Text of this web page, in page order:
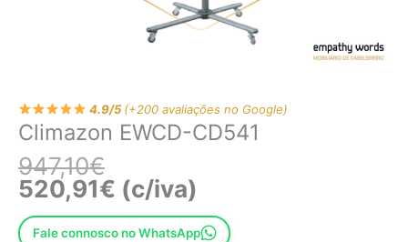
4.9/5(+200 avaliações no Google)
Climazon EWCD-CD541
947,10€
520,91€ (c/iva)
Fale connosco no WhatsApp